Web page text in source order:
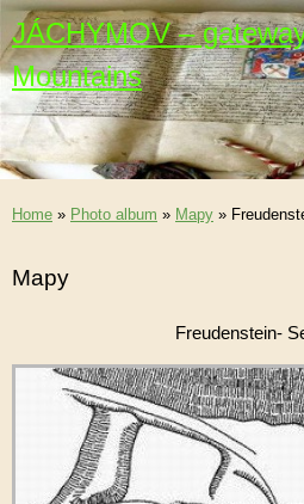
JÁCHYMOV –
Mountains
Home » Photo album » Mapy »
Mapy
Freudenstein-